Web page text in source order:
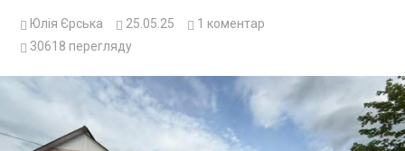
Юлія Єрська 25.05.25 1 коментар
30618 перегляду